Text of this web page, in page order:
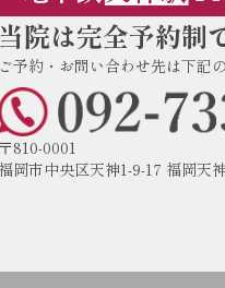
当院は完全予約制
ご予約・お問い合わせ先は下記
〒810-0001
福岡市中央区天神1-9-17 福岡天